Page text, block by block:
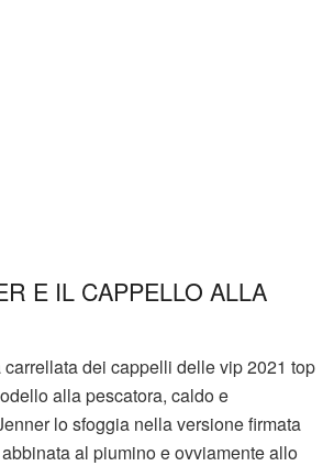
E IL CAPPELLO ALLA
dei cappelli delle vip 2021 top
alla pescatora, caldo e
lo sfoggia nella versione firmata
abbinata al piumino e ovviamente allo